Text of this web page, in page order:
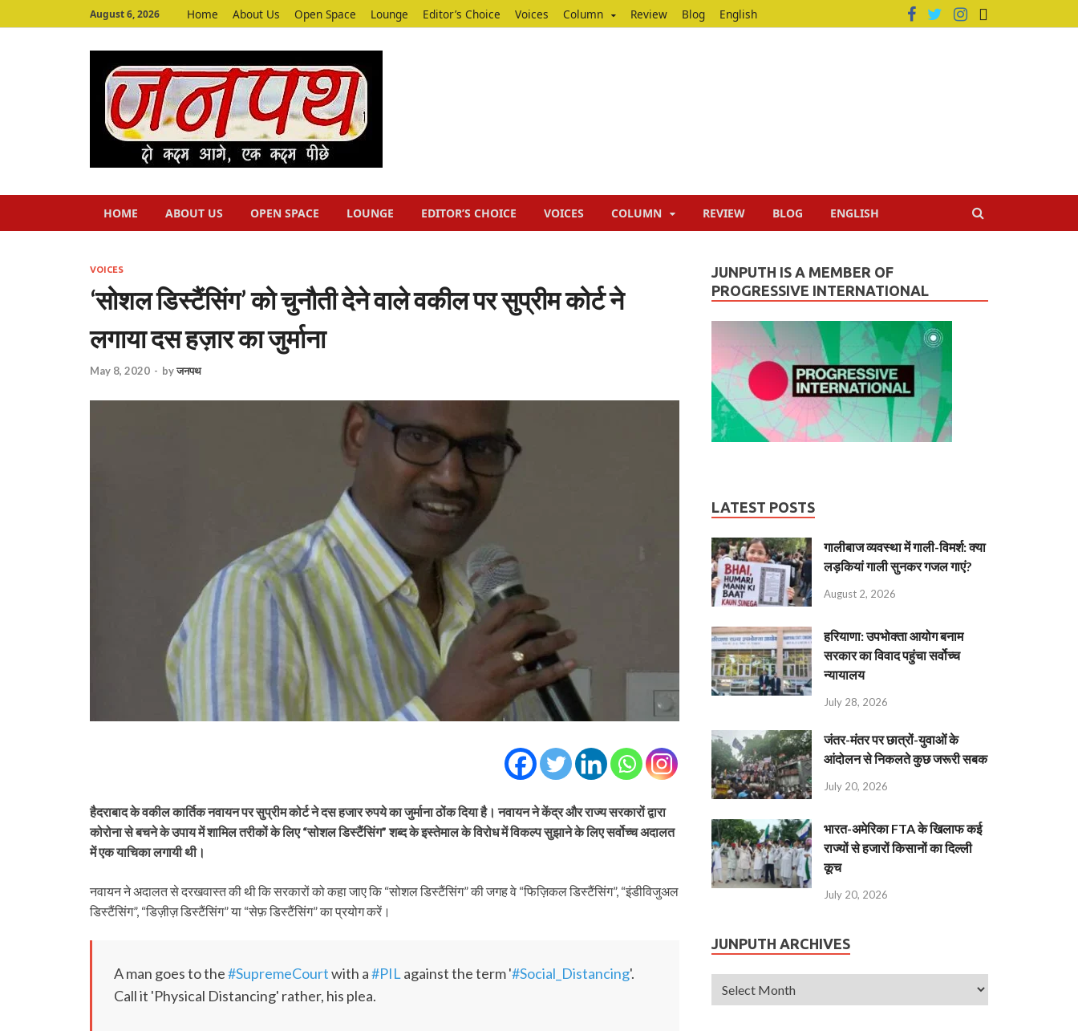
August 6, 2026 Home About Us Open Space Lounge Editor’s Choice Voices Column Review Blog English
HOME ABOUT US OPEN SPACE LOUNGE EDITOR’S CHOICE VOICES COLUMN REVIEW BLOG ENGLISH
VOICES
‘सोशल डिस्टैंसिंग’ को चुनौती देने वाले वकील पर सुप्रीम कोर्ट ने
लगाया दस हज़ार का जुर्माना
May 8, 2020 - byजनपथ
हैदराबाद के वकील कार्तिक नवायन पर सुप्रीम कोर्ट ने दस हजार रुपये का जुर्माना ठोंक दिया है। नवायन ने केंद्र और राज्य सरकारों द्वारा
कोरोना से बचने के उपाय में शामिल तरीकों के लिए “सोशल डिस्टैंसिंग” शब्द के इस्तेमाल के विरोध में विकल्प सुझाने के लिए सर्वोच्च अदालत
में एक याचिका लगायी थी।
नवायन ने अदालत से दरखवास्त की थी कि सरकारों को कहा जाए कि “सोशल डिस्टैंसिंग” की जगह वे “फिज़िकल डिस्टैंसिंग”, “इंडीविजुअल
डिस्टैंसिंग”, “डिज़ीज़ डिस्टैंसिंग” या “सेफ़ डिस्टैंसिंग” का प्रयोग करें।
A man goes to the#SupremeCourtwith a#PIL against the term '#Social_Distancing'.
Call it 'Physical Distancing' rather, his plea.
JUNPUTH IS A MEMBER OF
PROGRESSIVE INTERNATIONAL
LATEST POSTS
गालीबाज व्‍यवस्‍था में गाली-विमर्श: क्या
लड़कियां गाली सुनकर गजल गाएं?
August 2, 2026
हरियाणा: उपभोक्ता आयोग बनाम
सरकार का विवाद पहुंचा सर्वोच्च
न्यायालय
July 28, 2026
जंतर-मंतर पर छात्रों-युवाओं के
आंदोलन से निकलते कुछ जरूरी सबक
July 20, 2026
भारत-अमेरिका FTA के खिलाफ कई
राज्यों से हजारों किसानों का दिल्ली
कूच
July 20, 2026
JUNPUTH ARCHIVES